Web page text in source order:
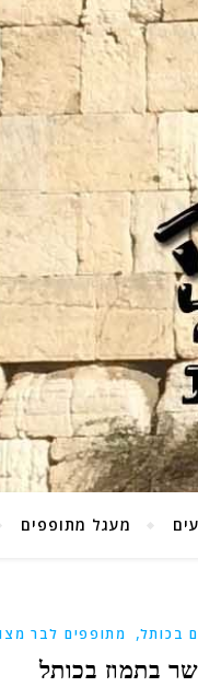
מעגל מתופפים
בכותל, מתופפים לבר
בתמוז בכותל